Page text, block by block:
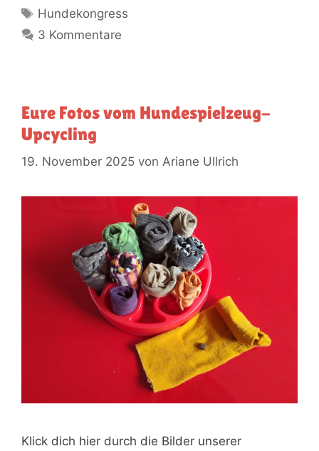
Hundekongress
3 Kommentare
Eure Fotos vom Hundespielzeug-
Upcycling
19. November 2025 von Ariane Ullrich
Klick dich hier durch die Bilder unserer